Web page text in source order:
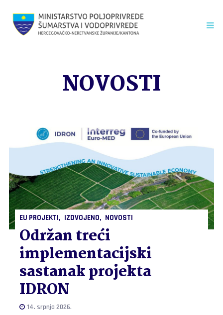
NOVOSTI
EU PROJEKTI IZDVOJENO NOVOSTI
Održan treći
implementacijski
sastanak projekta
IDRON
14. srpnja 2026.